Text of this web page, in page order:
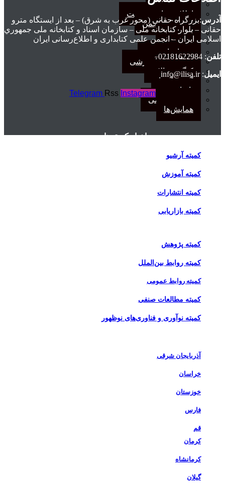
اطلاعیه‌ها
اطلاعیه‌های عضویت
افتخارات انجمن
انتصاب‌ها
بیانیه‌ها
رویدادهای مهم
کارگاه‌های آموزشی
کنگره سالانه
گفت‌وگوها
یادداشت
مجمع عمومی
همایش‌ها
اخبار کمیته‌ها
کمیته آرشیو
کمیته آموزش
کمیته انتشارات
کمیته بازاریابی
کمیته پژوهش
کمیته روابط بین‌الملل
کمیته روابط عمومی
کمیته مطالعات صنفی
کمیته نوآوری و فناوری‌های نوظهور
آذربایجان شرقی
خراسان
خوزستان
فارس
قم
کرمان
کرمانشاه
گیلان
آدرس:بزرگراه حقانی (محور غرب به شرق) – بعد از ايستگاه مترو
حقانی – بلوار كتابخانه ملی – سازمان اسناد و كتابخانه ملی جمهوري
اسلامی ايران – انجمن علمی کتابداری و اطلاع‌رسانی ایران
تلفن: 02181622984
ایمیل: info@ilisa.ir
Telegram Rss Instagram